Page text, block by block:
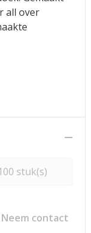
all over
stuk(s)
contact